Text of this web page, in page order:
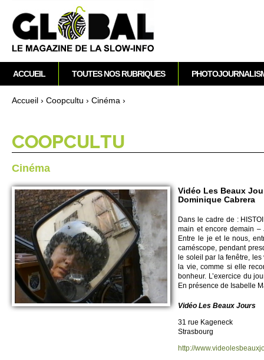
Accueil › Co­opcultu › Cinéma ›
CO­OPCULTU
Cinéma
Vidéo Les Beaux
Dominique Cabrera
Dans le cadre de :
main et encore de­main –
Entre le je et le nous,
caméscope, pendant
le so­leil par la fenêtre,
la vie, comme si elle
bonheur. L’exercice du
En présence de Isabe­lle
Vidéo Les Beaux Jours
31 rue Kageneck
Strasbo­urg
http://​
M
e
n
r
i
n
i
p
a
l
ACCUEIL TOUTES NOS RUBRIQUES